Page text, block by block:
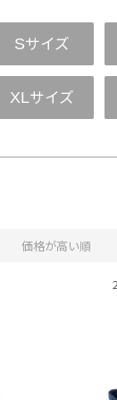
Sサイズ
XLサイズ
価格が高い順